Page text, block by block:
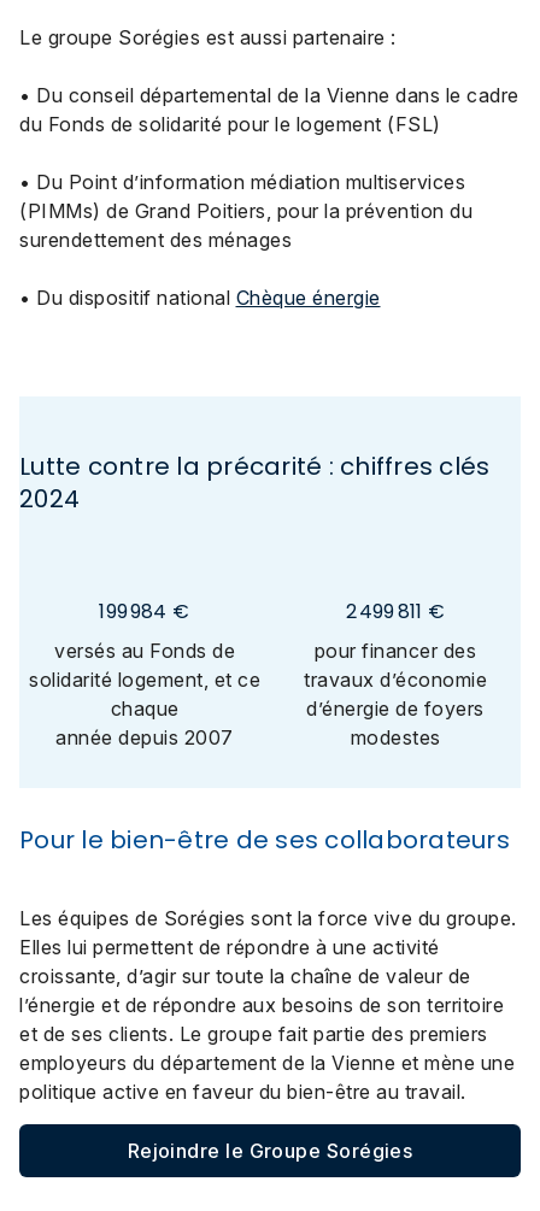
Le groupe Sorégies est aussi partenaire :
• Du conseil départemental de la Vienne dans le cadre
du Fonds de solidarité pour le logement (FSL)
• Du Point d’information médiation multiservices
(PIMMs) de Grand Poitiers, pour la prévention du
surendettement des ménages
• Du dispositif national Chèque énergie
Lutte contre la précarité : chiffres clés
2024
200 000 €
versés au Fonds de
solidarité logement, et ce
chaque
année depuis 2007
2 499 995 €
pour financer des
travaux d’économie
d’énergie de foyers
modestes
Pour le bien-être de ses collaborateurs
Les équipes de Sorégies sont la force vive du groupe.
Elles lui permettent de répondre à une activité
croissante, d’agir sur toute la chaîne de valeur de
l’énergie et de répondre aux besoins de son territoire
et de ses clients. Le groupe fait partie des premiers
employeurs du département de la Vienne et mène une
politique active en faveur du bien-être au travail.
Rejoindre le Groupe Sorégies